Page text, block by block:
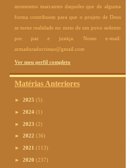
momentos marcantes daqueles que de alguma
forma contribuem para que o projeto de Deus
se torne realidade no meio de um povo sedento
por paz e justiça. Nosso e-mail:
armaduradocristao@gmail.com
Ver meu perfil completo
Matérias Anteriores
► 2025 (5)
► 2024 (1)
► 2023 (2)
► 2022 (36)
► 2021 (113)
► 2020 (237)